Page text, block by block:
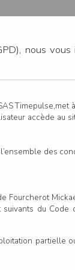
nous vous
Timepulse,met
accède au
des
Fourcherot
du Code
partielle